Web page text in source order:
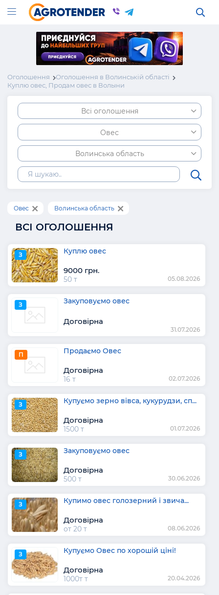
Оголошення
Оголошення в Волинській області
Куплю овес, Продам овес в Волыни
Всі оголошення
Овес
Волинська область
Овес Волинська область
ВСІ ОГОЛОШЕННЯ
З Куплю овес
9000 грн.
50 т 05.08.2026
З Закуповуємо овес
Договірна
31.07.2026
П Продаємо Овес
Договірна
16 т 02.07.2026
З Купуємо зерно вівса, кукурудзи, сп...
Договірна
1500 т 01.07.2026
З Закуповуємо овес
Договірна
500 т 30.06.2026
З Купимо овес голозерний і звича...
Договірна
от 20 т 08.06.2026
З Купуємо Овес по хорошій ціні!
Договірна
1000т т 20.04.2026